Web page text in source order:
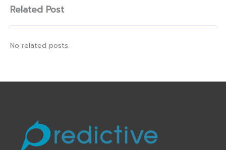
Related Post
No related posts.